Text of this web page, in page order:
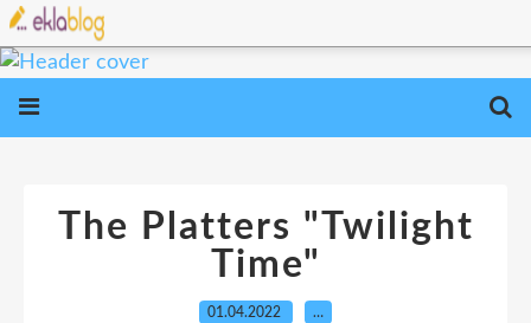
The Platters "Twilight
Time"
01.04.2022 …